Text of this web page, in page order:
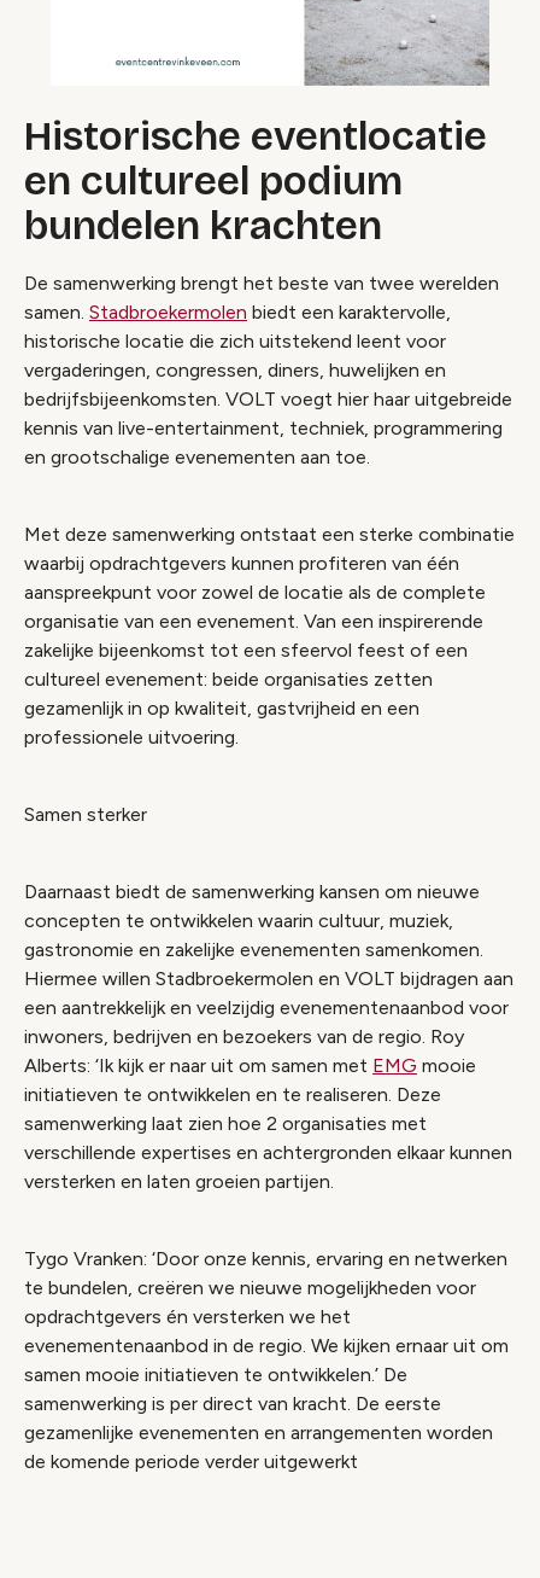
Historische eventlocatie
en cultureel podium
bundelen krachten
De samenwerking brengt het beste van twee werelden
samen. Stadbroekermolen biedt een karaktervolle,
historische locatie die zich uitstekend leent voor
vergaderingen, congressen, diners, huwelijken en
bedrijfsbijeenkomsten. VOLT voegt hier haar uitgebreide
kennis van live-entertainment, techniek, programmering
en grootschalige evenementen aan toe.
Met deze samenwerking ontstaat een sterke combinatie
waarbij opdrachtgevers kunnen profiteren van één
aanspreekpunt voor zowel de locatie als de complete
organisatie van een evenement. Van een inspirerende
zakelijke bijeenkomst tot een sfeervol feest of een
cultureel evenement: beide organisaties zetten
gezamenlijk in op kwaliteit, gastvrijheid en een
professionele uitvoering.
Samen sterker
Daarnaast biedt de samenwerking kansen om nieuwe
concepten te ontwikkelen waarin cultuur, muziek,
gastronomie en zakelijke evenementen samenkomen.
Hiermee willen Stadbroekermolen en VOLT bijdragen aan
een aantrekkelijk en veelzijdig evenementenaanbod voor
inwoners, bedrijven en bezoekers van de regio. Roy
Alberts: ‘Ik kijk er naar uit om samen met EMG mooie
initiatieven te ontwikkelen en te realiseren. Deze
samenwerking laat zien hoe 2 organisaties met
verschillende expertises en achtergronden elkaar kunnen
versterken en laten groeien partijen.
Tygo Vranken: ‘Door onze kennis, ervaring en netwerken
te bundelen, creëren we nieuwe mogelijkheden voor
opdrachtgevers én versterken we het
evenementenaanbod in de regio. We kijken ernaar uit om
samen mooie initiatieven te ontwikkelen.’ De
samenwerking is per direct van kracht. De eerste
gezamenlijke evenementen en arrangementen worden
de komende periode verder uitgewerkt